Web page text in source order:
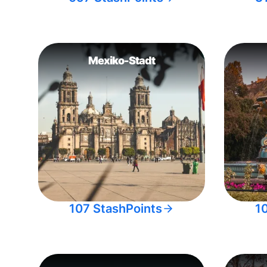
Mexiko-Stadt
107 StashPoints